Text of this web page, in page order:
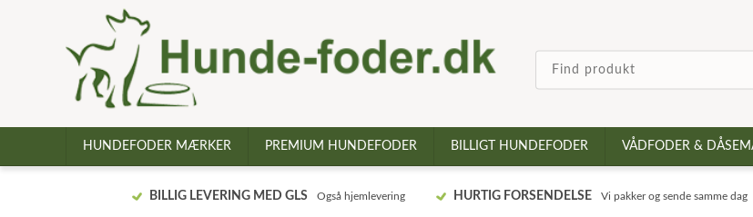
HUNDEFODER MÆRKER PREMIUM HUNDEFODER BILLIGT HUNDEFODER VÅDFODER &
BILLIG LEVERING MED GLS Også hjemlevering HURTIG FORSENDELSE Vi pakker og sende samme dag